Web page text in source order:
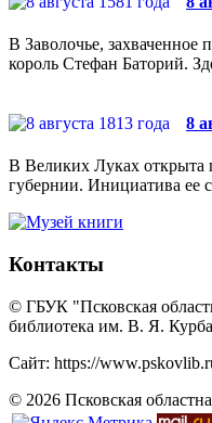
В Заволочье,
король Стефан Баторий.
8
В Великих Луках открыта
губернии. Инициатива ее
Контакты
© ГБУК "Псковская
библиотека им. В. Я.
Сайт: https://
© 2026 Псковская